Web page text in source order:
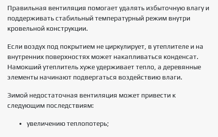
Правильная вентиляция помогает удалять избыточную влагу и
поддерживать стабильный температурный режим внутри
кровельной конструкции.
Если воздух под покрытием не циркулирует, в утеплителе и на
внутренних поверхностях может накапливаться конденсат.
Намокший утеплитель хуже удерживает тепло, а деревянные
элементы начинают подвергаться воздействию влаги.
Зимой недостаточная вентиляция может привести к
следующим последствиям:
увеличению теплопотерь;